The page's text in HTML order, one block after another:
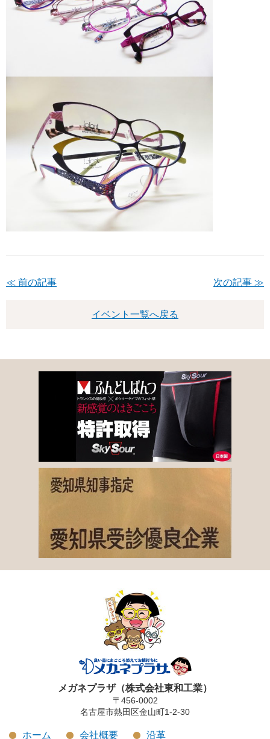
≪ 前の記事 次の記事 ≫
イベント一覧へ戻る
メガネプラザ（株式会社東和工業）
〒456-0002
名古屋市熱田区金山町1-2-30
ホーム 会社概要 沿革